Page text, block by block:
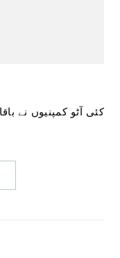
کئی آٹو کمپنیوں نے باقاعدہ طور پر شٹ ڈاؤن کا اعلان کیا ہے